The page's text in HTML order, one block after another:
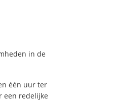
in de
één uur ter
een redelijke